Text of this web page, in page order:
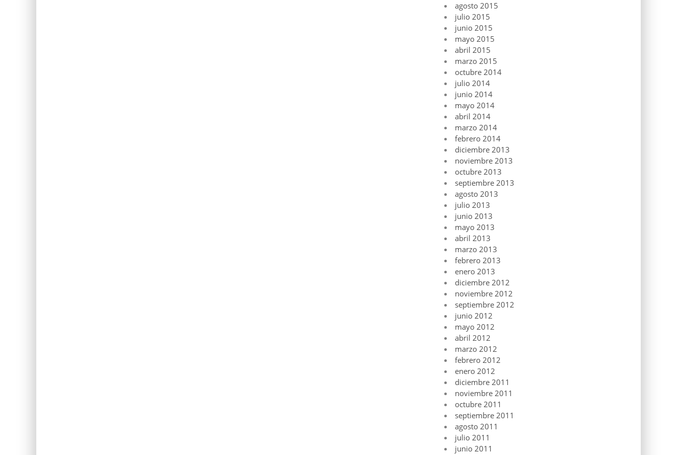
agosto 2015
julio 2015
junio 2015
mayo 2015
abril 2015
marzo 2015
octubre 2014
julio 2014
junio 2014
mayo 2014
abril 2014
marzo 2014
febrero 2014
diciembre 2013
noviembre 2013
octubre 2013
septiembre 2013
agosto 2013
julio 2013
junio 2013
mayo 2013
abril 2013
marzo 2013
febrero 2013
enero 2013
diciembre 2012
noviembre 2012
septiembre 2012
junio 2012
mayo 2012
abril 2012
marzo 2012
febrero 2012
enero 2012
diciembre 2011
noviembre 2011
octubre 2011
septiembre 2011
agosto 2011
julio 2011
junio 2011